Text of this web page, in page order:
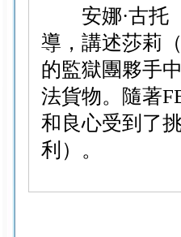
安娜·古托（
導，講述莎莉
的監獄團夥手
法貨物。隨著
和良心受到了
利）。